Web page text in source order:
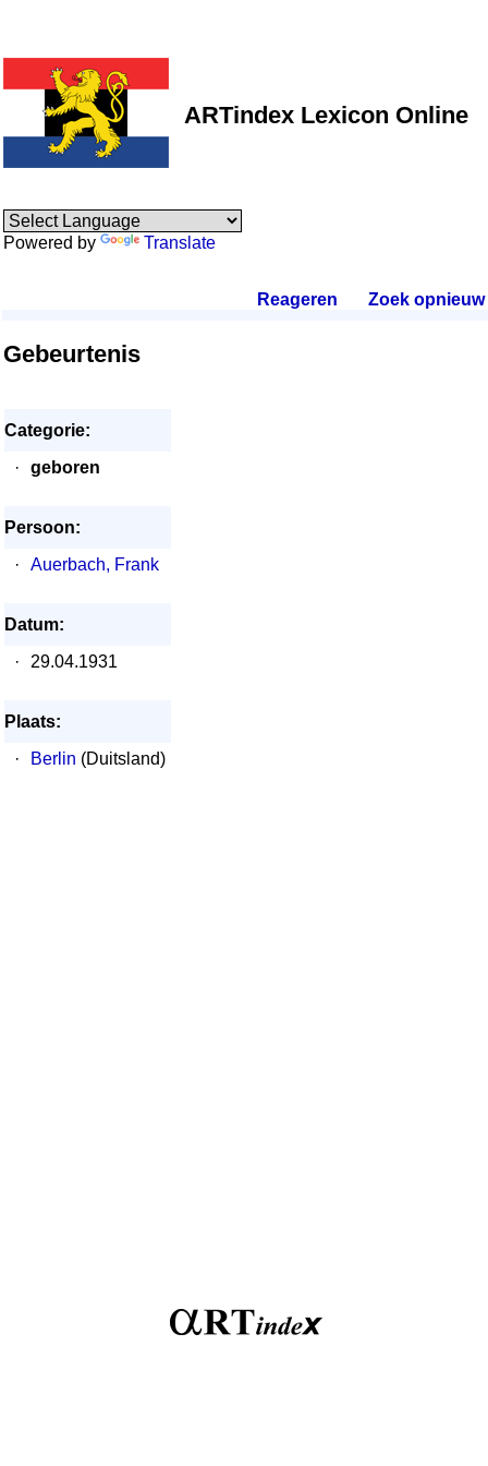
ARTindex Lexicon Online
Powered by Translate
Reageren Zoek opnieuw.
Gebeurtenis
Categorie:
·
geboren
Persoon:
·
Auerbach, Frank
Datum:
·
29.04.1931
Plaats:
·
Berlin (Duitsland)